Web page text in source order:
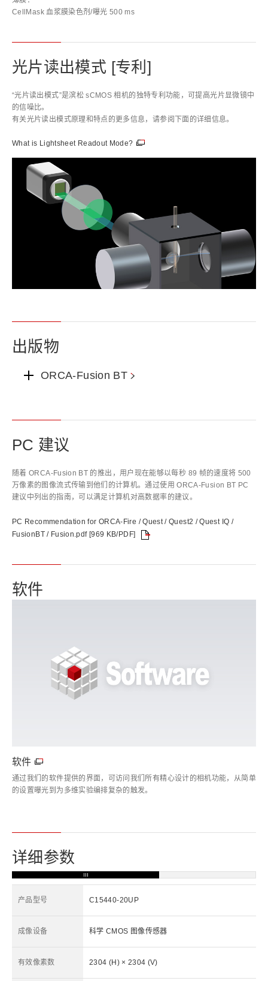
CellMask 血浆膜染色剂/曝光 500 ms
光片读出模式 [专利]
“光片读出模式”是滨松 sCMOS 相机的独特专利功能，可提高光片显微镜中
的信噪比。
有关光片读出模式原理和特点的更多信息，请参阅下面的详细信息。
What is Lightsheet Readout Mode?
出版物
ORCA-Fusion BT
PC 建议
随着 ORCA-Fusion BT 的推出，用户现在能够以每秒 89 帧的速度将 500
万像素的图像流式传输到他们的计算机。通过使用 ORCA-Fusion BT PC
建议中列出的指南，可以满足计算机对高数据率的建议。
PC Recommendation for ORCA-Fire / Quest / Quest2 / Quest IQ /
FusionBT / Fusion.pdf [969 KB/PDF]
软件
软件
通过我们的软件提供的界面，可访问我们所有精心设计的相机功能，从简单
的设置曝光到为多维实验编排复杂的触发。
详细参数
产品型号 C15440-20UP
成像设备 科学 CMOS 图像传感器
有效像素数 2304 (H) × 2304 (V)